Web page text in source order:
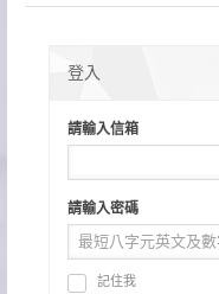
登入
請輸入信箱
請輸入密碼
記住我